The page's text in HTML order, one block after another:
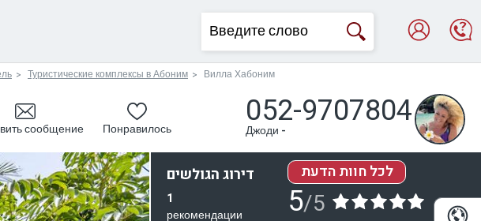
Туристические комплексы в Абоним Вилла Хабоним
сообщение Понравилось 052-9707804
Джоди -
דירוג הגולשים
1
рекомендации
לכל חוות הדעת
5/5